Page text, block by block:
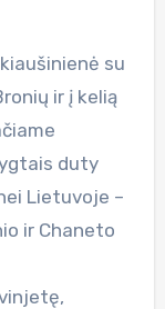
su
ir į kelią
duty
Lietuvoje –
ir Chaneto